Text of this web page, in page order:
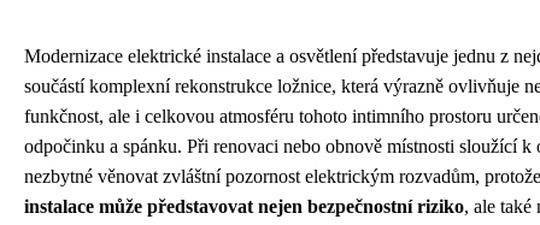
Modernizace elektrické instalace a osvětlení představuje jednu z
součástí komplexní rekonstrukce ložnice, která výrazně ovlivňuje
funkčnost, ale i celkovou atmosféru tohoto intimního prostoru
odpočinku a spánku. Při renovaci nebo obnově místnosti sloužící k
nezbytné věnovat zvláštní pozornost elektrickým rozvadům,
instalace může představovat nejen bezpečnostní riziko, ale také